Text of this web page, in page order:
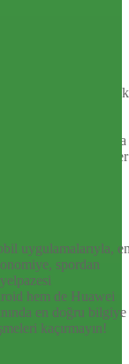
Yeni
hem de dünyada
her an, her
uygulamalarıyla,
spordan
hem de Huawei
en doğru bilgiye
kaçırmayın!